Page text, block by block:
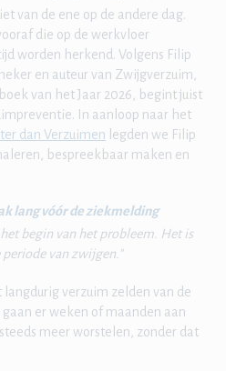
van de ene op de andere dag.
die op de werkvloer
worden herkend. Volgens Filip
en auteur van Zwijgverzuim,
van het Jaar 2026, begint juist
In aanloop naar het
dan Verzuimen legden we Filip
bespreekbaar maken en
lang vóór de ziekmelding
begin van het probleem. Het is
periode van zwijgen."
verzuim zelden van de
er weken of maanden aan
meer worstelen, zonder dat